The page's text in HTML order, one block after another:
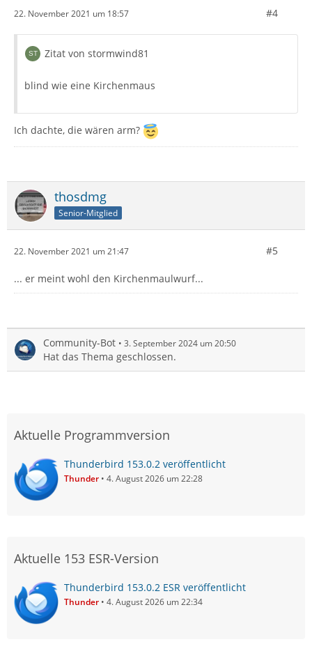
22. November 2021 um 18:57 #4
Zitat von stormwind81
blind wie eine Kirchenmaus
Ich dachte, die wären arm?
thosdmg
Senior-Mitglied
22. November 2021 um 21:47 #5
... er meint wohl den Kirchenmaulwurf...
Community-Bot 3. September 2024 um 20:50
Hat das Thema geschlossen.
Aktuelle Programmversion
Thunderbird 153.0.2 veröffentlicht
Thunder 4. August 2026 um 22:28
Aktuelle 153 ESR-Version
Thunderbird 153.0.2 ESR veröffentlicht
Thunder 4. August 2026 um 22:34